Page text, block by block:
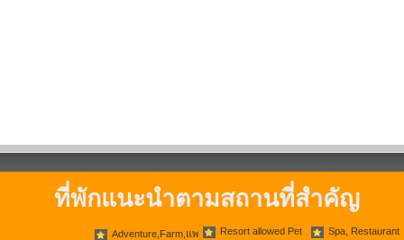
ที่พักแนะนำตามสถานที่สำคัญ
Adventure,Farm,แพ Resort allowed Pet Spa, Restaurant